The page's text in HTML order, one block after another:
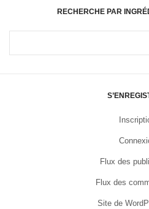
RECHERCHE PAR
Flux des
Flux des
Site de